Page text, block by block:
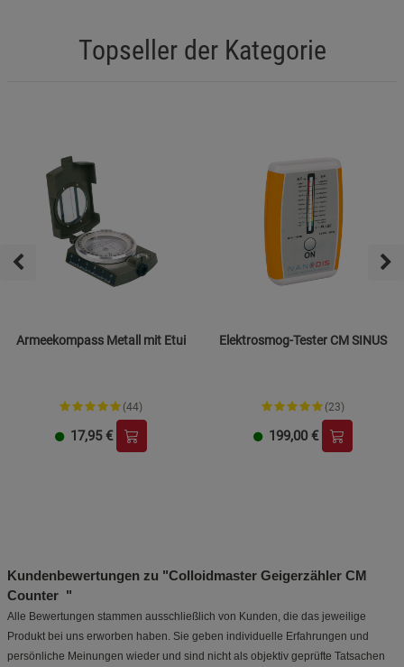
Topseller der Kategorie
Armeekompass Metall mit Etui
(44)
17,95 €
Elektrosmog-Tester CM SINUS
(23)
199,00 €
Kundenbewertungen zu "Colloidmaster Geigerzähler CM
Counter "
Alle Bewertungen stammen ausschließlich von Kunden, die das jeweilige
Produkt bei uns erworben haben. Sie geben individuelle Erfahrungen und
persönliche Meinungen wieder und sind nicht als objektiv geprüfte Tatsachen